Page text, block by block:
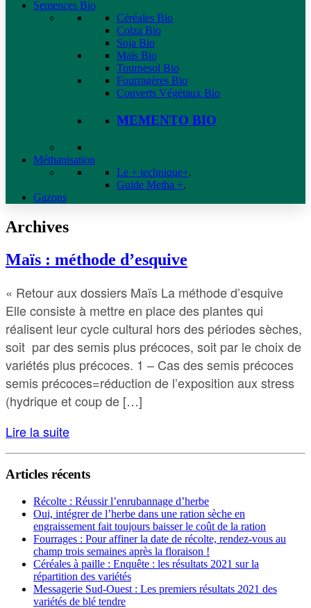
Semences Bio
Céréales Bio
Colza Bio
Soja Bio
Maïs Bio
Tournesol Bio
Fourragères Bio
Couverts Végétaux Bio
MEMENTO BIO
Méthanisation
Le + technique+.
Guide Metha +.
Gazons
Archives
Maïs : méthode d’esquive
« Retour aux dossiers Maïs La méthode d’esquive
Elle consiste à mettre en place des plantes qui
réalisent leur cycle cultural hors des périodes sèches,
soit par des semis plus précoces, soit par le choix de
variétés plus précoces. 1 – Cas des semis précoces
semis précoces=réduction de l’exposition aux stress
(hydrique et coup de […]
Lire la suite
Articles récents
Récolte : Réussir l’enrubannage d’herbe
Oui, intégrer de l’herbe dans une ration sèche en
engraissement fait toujours baisser le coût de la ration
Fourrages : Pour affiner la date de récolte, rendez-vous au
champ trois semaines après la floraison !
Céréales à paille : Enquête : les résultats 2021 sur la
répartition des variétés
Messagerie Sud-Ouest : Les premiers résultats 2021 des
variétés de blé tendre